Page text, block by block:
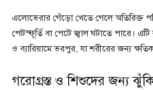
এলোভেরার গেঁড়ো খেতে গেলে অতিরিক্ত
পেটস্ফূর্তি বা পেটে জ্বাল ঘটাতে পারে।
ও ব্যারিয়ামে ভরপুর, যা শরীরের জন্য
গরোগ্রস্ত ও শিশুদের জন্য